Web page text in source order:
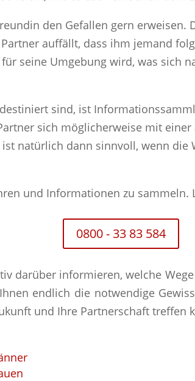
den Gefallen gern erweisen.
auffällt, dass ihm jemand
seine Umgebung wird, was sich
sind, ist
sich möglicherweise mit
natürlich dann sinnvoll, wenn die
und Informationen zu
0800 - 33 83 584
darüber informieren, welche
endlich die notwendige
und Ihre Partnerschaft treffen